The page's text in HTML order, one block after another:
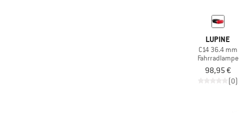
LUPINE
C14 36.4 mm
Fahrradlampe
98,95 €
(0)